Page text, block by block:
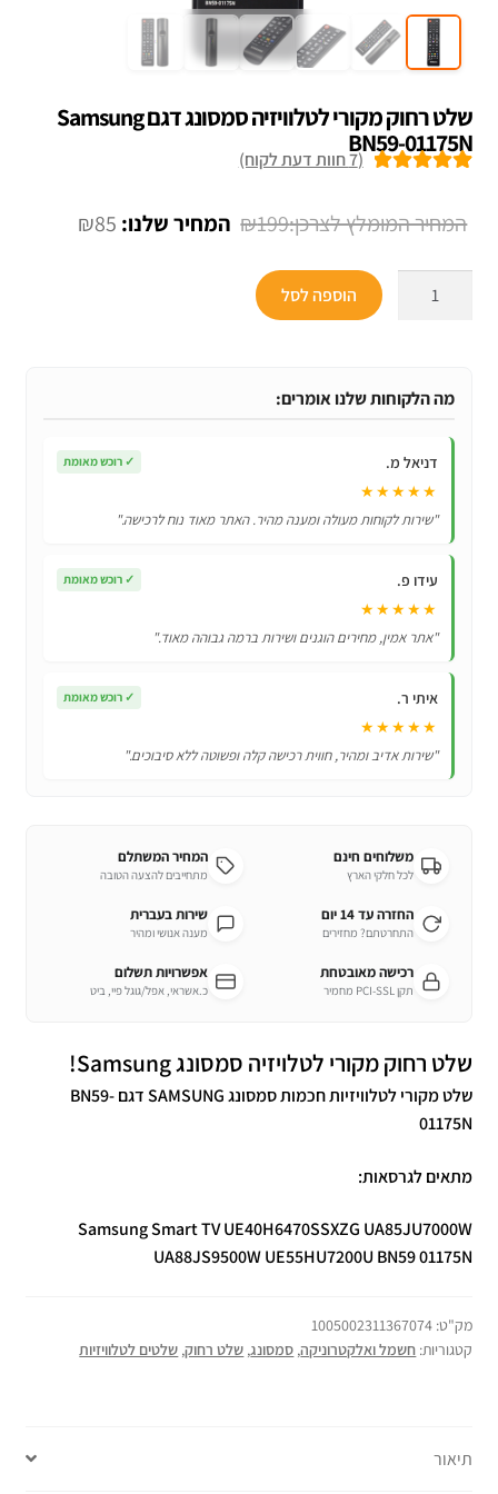
שלט רחוק מקורי לטלוויזיה סמסונג דגם Samsung
BN59-01175N
לקוחות
(
7חוות דעת לקוח)
₪199
המחיר
₪85 המחיר
מקורי
סמסונג
BN59-
01175N
הוספה לסל
מה הלקוחות שלנו אומרים:
דניאל מ. ✓ רוכש מאומת
★★★★★
"שירות לקוחות מעולה ומענה מהיר. האתר מאוד נוח לרכישה."
עידו פ. ✓ רוכש מאומת
★★★★★
"אתר אמין, מחירים הוגנים ושירות ברמה גבוהה מאוד."
איתי ר. ✓ רוכש מאומת
★★★★★
"שירות אדיב ומהיר, חווית רכישה קלה ופשוטה ללא סיבוכים."
משלוחים חינם
לכל חלקי הארץ
המחיר המשתלם
מתחייבים להצעה הטובה
החזרה עד 14 יום
התחרטתם? מחזירים
שירות בעברית
מענה אנושי ומהיר
רכישה מאובטחת
תקן PCI-SSL מחמיר
אפשרויות תשלום
כ.אשראי, אפל/גוגל פיי, ביט
שלט רחוק מקורי לטלויזיה סמסונג Samsung!
שלט מקורי לטלוויזיות חכמות סמסונג SAMSUNG דגם BN59-
01175N
מתאים לגרסאות:
Samsung Smart TV UE40H6470SSXZG UA85JU7000W
UA88JS9500W UE55HU7200U BN59 01175N
מק"ט: 1005002311367074
קטגוריות: חשמל ואלקטרוניקה, סמסונג, שלט רחוק, שלטים לטלוויזיות
תיאור